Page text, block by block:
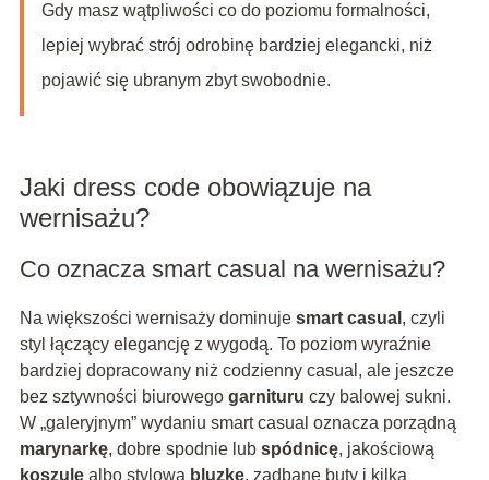
Gdy masz wątpliwości co do poziomu formalności,
lepiej wybrać strój odrobinę bardziej elegancki, niż
pojawić się ubranym zbyt swobodnie.
Jaki dress code obowiązuje na
wernisażu?
Co oznacza smart casual na wernisażu?
Na większości wernisaży dominuje smart casual , czyli
styl łączący elegancję z wygodą. To poziom wyraźnie
bardziej dopracowany niż codzienny casual, ale jeszcze
bez sztywności biurowego garnituru czy balowej sukni.
W „galeryjnym” wydaniu smart casual oznacza porządną
marynarkę, dobre spodnie lub spódnicę, jakościową
koszulęalbo stylową bluzkę, zadbane buty i kilka